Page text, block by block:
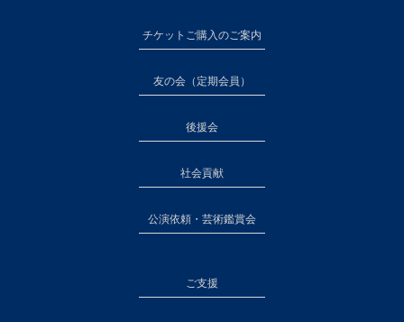
チケットご購入のご案内
友の会（定期会員）
後援会
社会貢献
公演依頼・芸術鑑賞会
ご支援